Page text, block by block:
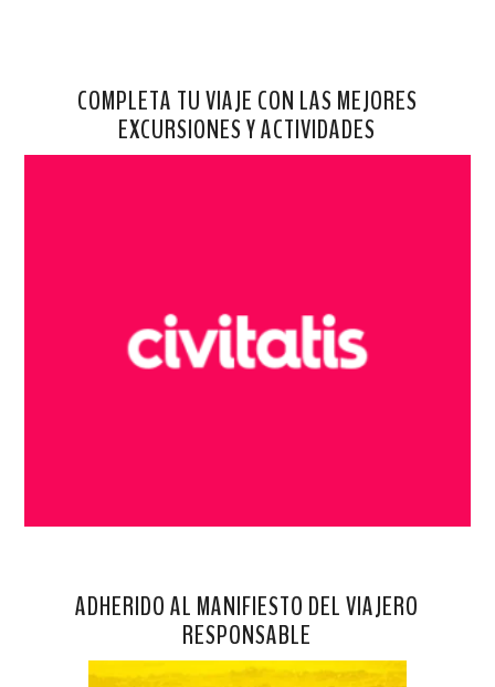
COMPLETA TU VIAJE CON LAS MEJORES
EXCURSIONES Y ACTIVIDADES
ADHERIDO AL MANIFIESTO DEL VIAJERO
RESPONSABLE